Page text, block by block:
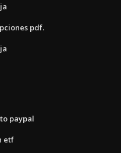
pdf.
paypal
etf